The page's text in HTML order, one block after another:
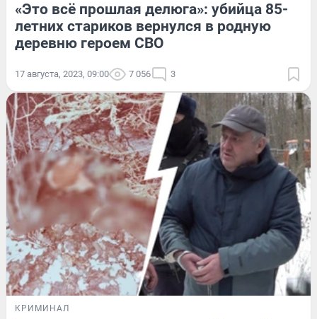
«Это всё прошлая делюга»: убийца 85-
летних стариков вернулся в родную
деревню героем СВО
17 августа, 2023, 09:00 7 056 3
КРИМИНАЛ